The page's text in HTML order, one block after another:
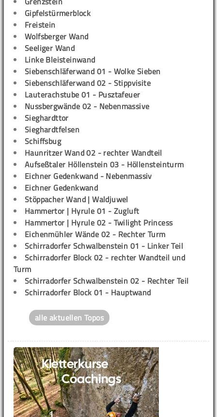
Gipfelstürmerblock
Freistein
Wolfsberger Wand
Seeliger Wand
Linke Bleisteinwand
Siebenschläferwand 01 - Wolke Sieben
Siebenschläferwand 02 - Stippvisite
Lauterachstube 01 - Pusztafeuer
Nussbergwände 02 - Nebenmassive
Sieghardttor
Sieghardtfelsen
Schiffsbug
Haunritzer Wand 02 - rechter Wandteil
Aufseßtaler Höllenstein 03 - Höllensteinturm
Eichner Gedenkwand - Nebenmassiv
Eichner Gedenkwand
Stöppacher Wand | Waldjuwel
Hammertor | Hyrule 01 - Zugluft
Hammertor | Hyrule 02 - Twilight Princess
Eichenmühler Wände 02 - Rechter Turm
Schirradorfer Schwalbenstein 01 - Linker Teil
Schirradorfer Block 02 - rechter Wandteil und
Turm
Schirradorfer Schwalbenstein 02 - Rechter Teil
Schirradorfer Block 01 - Hauptwand
alle aktuellen Topos